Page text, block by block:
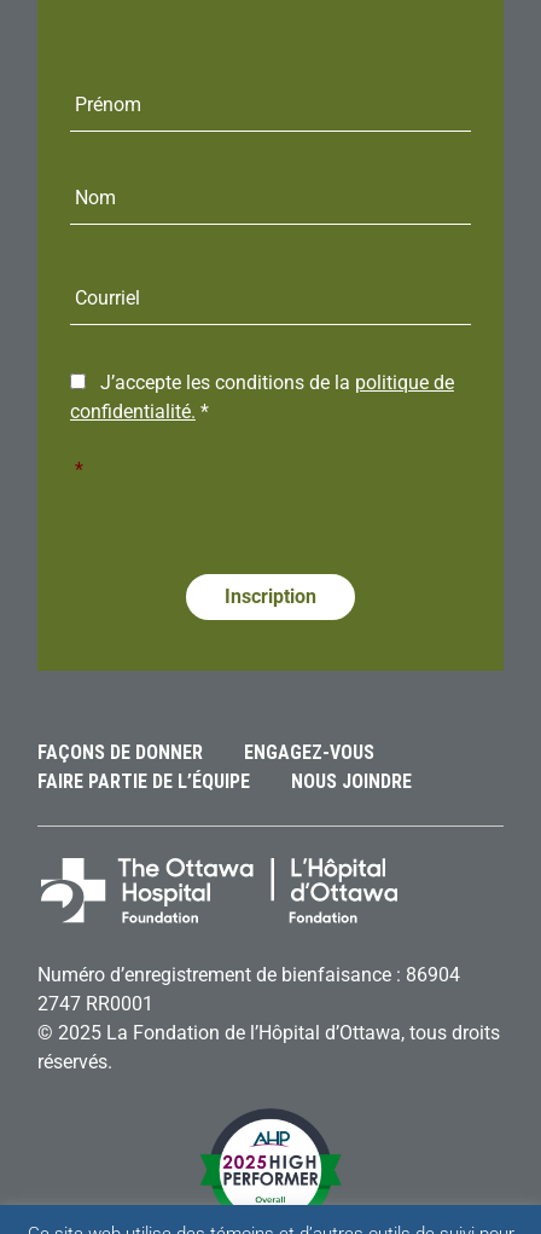
J’accepte les conditions de la politique de
confidentialité. *
*
FAÇONS DE DONNER
ENGAGEZ-VOUS
FAIRE PARTIE DE L’ÉQUIPE
NOUS JOINDRE
Numéro d’enregistrement de bienfaisance : 86904
2747 RR0001
© 2025 La Fondation de l’Hôpital d’Ottawa, tous droits
réservés.